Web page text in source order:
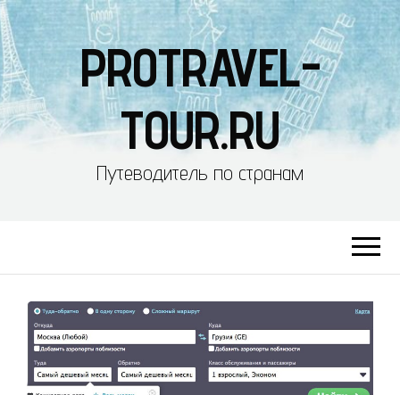
PROTRAVEL-
TOUR.RU
Путеводитель по странам